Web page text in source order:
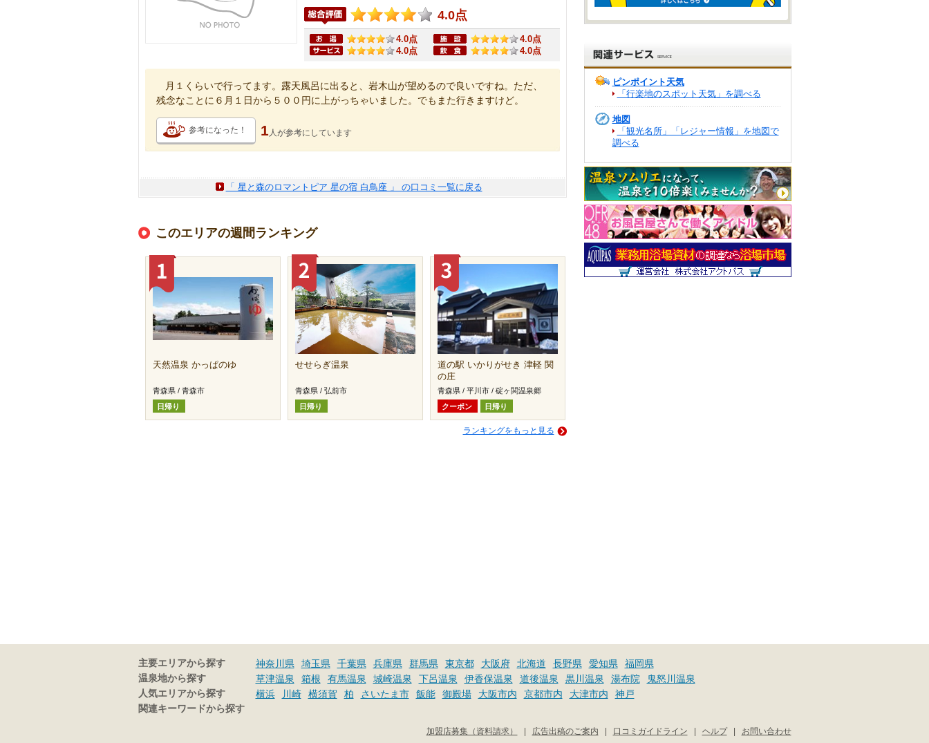
4.0点
4.0点
4.0点
4.0点
4.0点
月１くらいで行ってます。露天風呂に出ると、岩木山が望めるので良いですね。ただ、
残念なことに６月１日から５００円に上がっちゃいました。でもまた行きますけど。
参考になった！ 1 人が参考にしています
「 星と森のロマントピア 星の宿 白鳥座 」 の口コミ一覧に戻る
このエリアの週間ランキング
天然温泉 かっぱのゆ
青森県 / 青森市
日帰り
せせらぎ温泉
青森県 / 弘前市
日帰り
道の駅 いかりがせき 津軽 関
の庄
青森県 / 平川市 / 碇ヶ関温泉郷
クーポン
日帰り
ランキングをもっと見る
ピンポイント天気
「行楽地のスポット天気」を調べる
地図
「観光名所」「レジャー情報」を地図で
調べる
主要エリアから探す 神奈川県 埼玉県 千葉県 兵庫県 群馬県 東京都 大阪府 北海道 長野県 愛知県 福岡県
温泉地から探す 草津温泉 箱根 有馬温泉 城崎温泉 下呂温泉 伊香保温泉 道後温泉 黒川温泉 湯布院 鬼怒川温泉
人気エリアから探す 横浜 川崎 横須賀 柏 さいたま市 飯能 御殿場 大阪市内 京都市内 大津市内 神戸
関連キーワードから探す
お問い合わせ
|
ヘルプ
|
口コミガイドライン
|
広告出稿のご案内
|
加盟店募集（資料請求）